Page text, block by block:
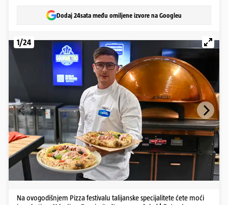
Dodaj 24sata među omiljene izvore na Googleu
1/24
Na ovogodišnjem Pizza festivalu talijanske specijalitete ćete moći